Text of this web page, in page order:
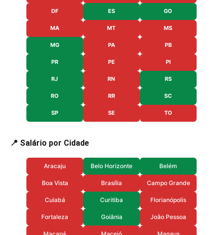
DF ES GO
MA MT MS
MG PA PB
PR PE PI
RJ RN RS
RO RR SC
SP SE TO
📍 Salário por Cidade
Aracaju Belo Horizonte Belém
Boa Vista Brasília Campo Grande
Cuiabá Curitiba Florianópolis
Fortaleza Goiânia João Pessoa